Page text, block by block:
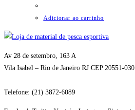
Adicionar ao carrinho
Av 28 de setembro, 163 A
Vila Isabel – Rio de Janeiro RJ CEP 20551-030
Telefone: (21) 3872-6089